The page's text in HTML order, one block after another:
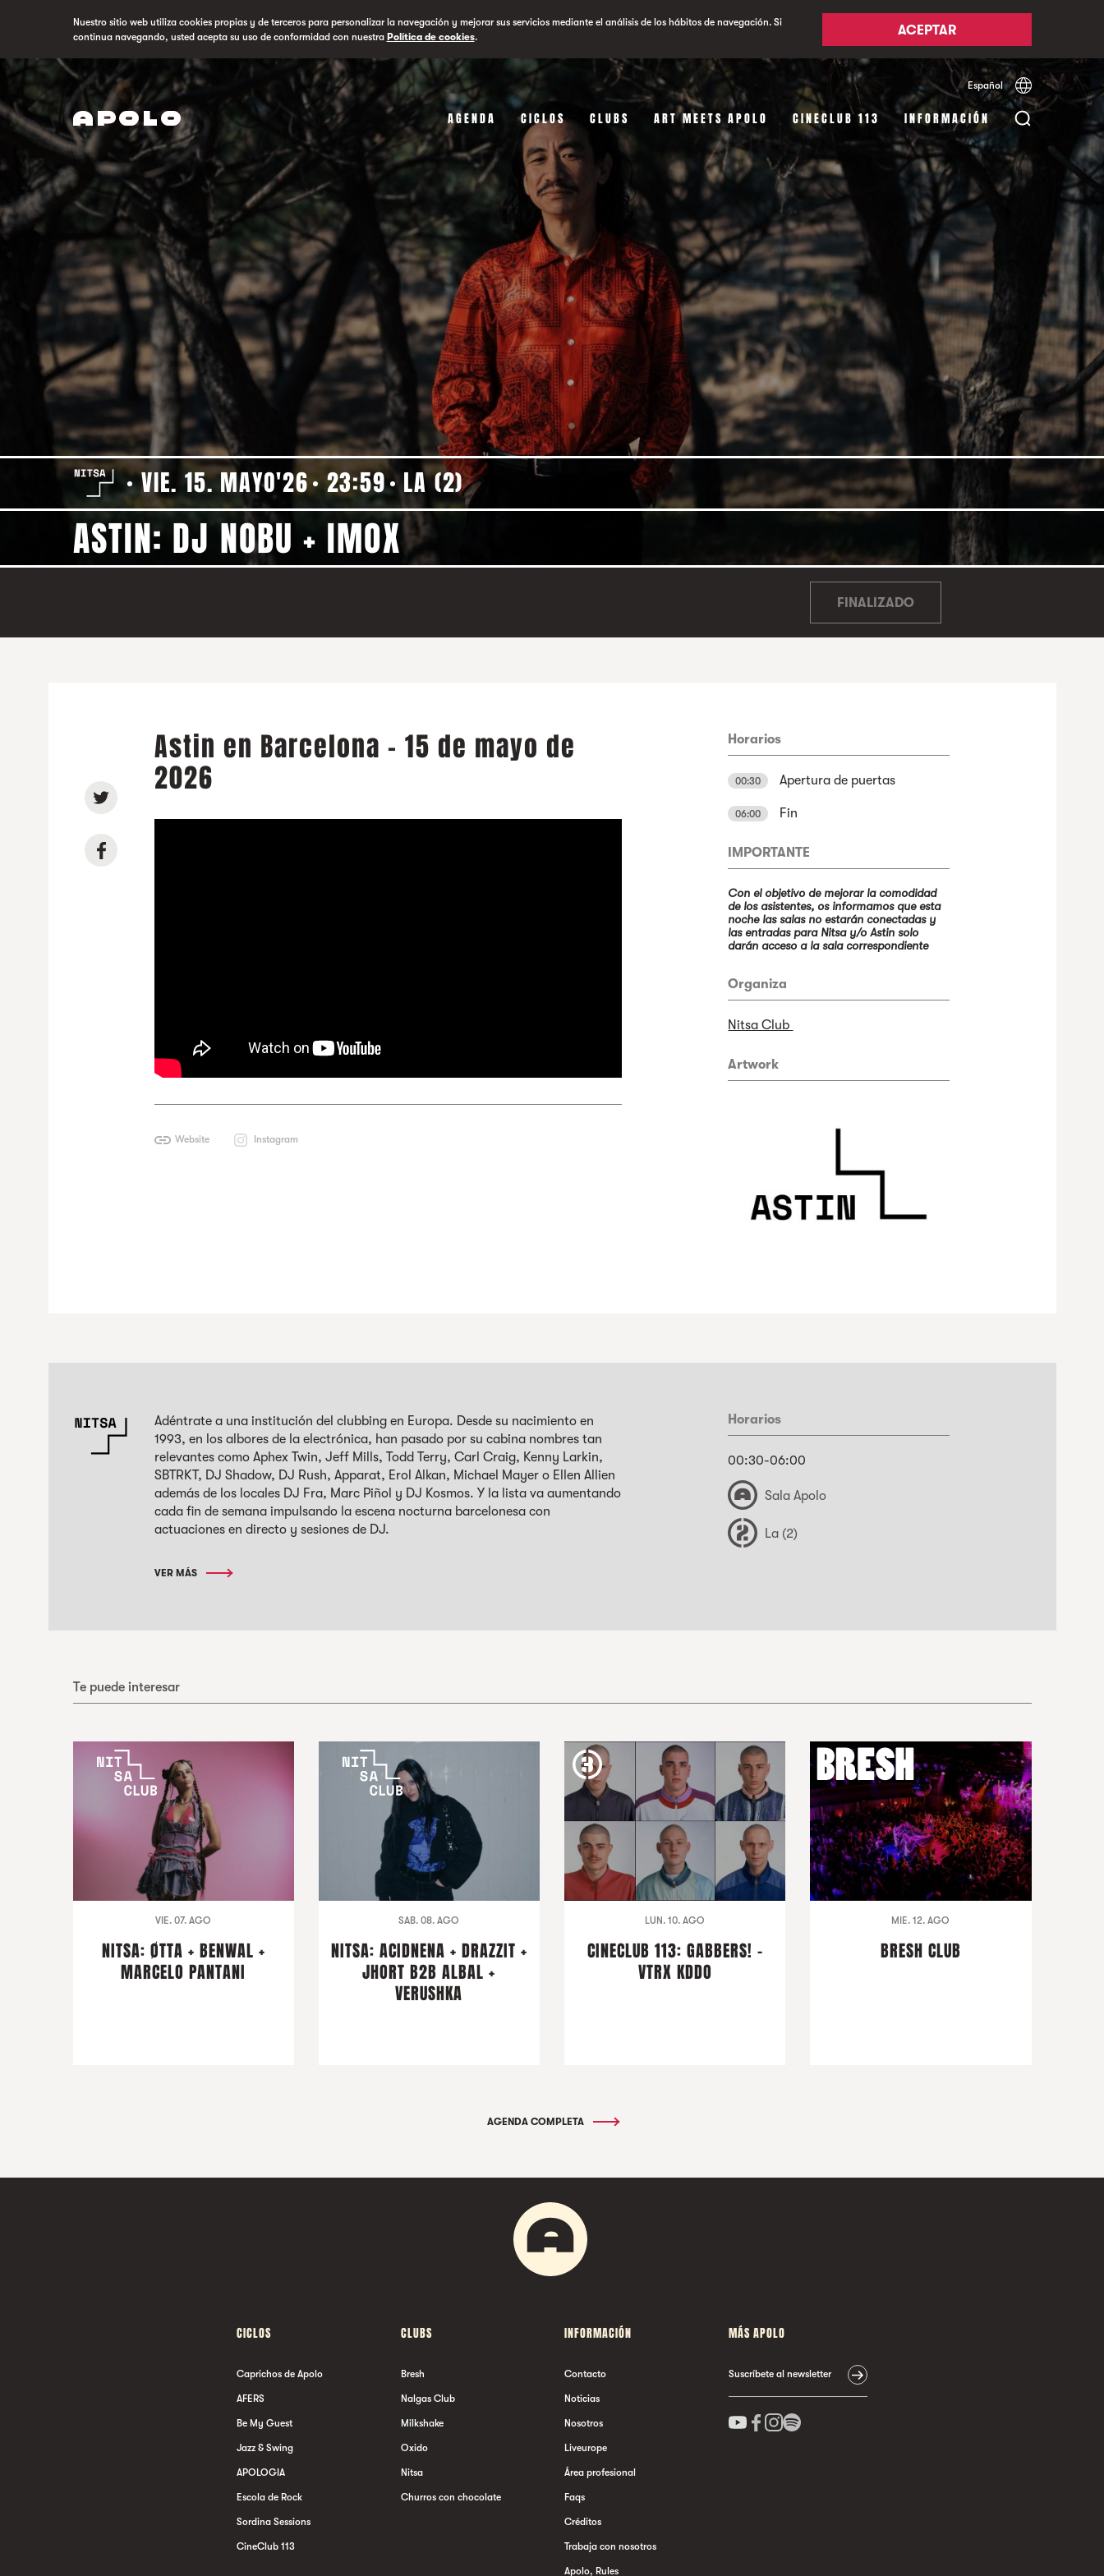
Nuestro sitio web utiliza cookies propias y de terceros para personalizar la navegación y mejorar sus servicios mediante el análisis de los hábitos de navegación. Si
continua navegando, usted acepta su uso de conformidad con nuestra Política de cookies. ACEPTAR
Español Català
AGENDA CICLOS CLUBS ART MEETS APOLO CINECLUB 113 INFORMACIÓN
VIE. 15. MAYO'26 23:59 LA (2)
ASTIN: DJ NOBU + IMOX
FINALIZADO
Astin en Barcelona - 15 de mayo de
2026
Website Instagram
Horarios
00:30 Apertura de puertas
06:00 Fin
IMPORTANTE
Con el objetivo de mejorar la comodidad
de los asistentes, os informamos que esta
noche las salas no estarán conectadas y
las entradas para Nitsa y/o Astin solo
darán acceso a la sala correspondiente
Organiza
Nitsa Club
Artwork
Adéntrate a una institución del clubbing en Europa. Desde su nacimiento en
1993, en los albores de la electrónica, han pasado por su cabina nombres tan
relevantes como Aphex Twin, Jeff Mills, Todd Terry, Carl Craig, Kenny Larkin,
SBTRKT, DJ Shadow, DJ Rush, Apparat, Erol Alkan, Michael Mayer o Ellen Allien
además de los locales DJ Fra, Marc Piñol y DJ Kosmos. Y la lista va aumentando
cada fin de semana impulsando la escena nocturna barcelonesa con
actuaciones en directo y sesiones de DJ.
VER MÁS
Horarios
00:30-06:00
Sala Apolo
La (2)
Te puede interesar
VIE. 07. AGO
NITSA: ØTTA + BENWAL +
MARCELO PANTANI
SAB. 08. AGO
NITSA: ACIDNENA + DRAZZIT +
JHORT B2B ALBAL +
VERUSHKA
LUN. 10. AGO
CINECLUB 113: GABBERS! -
VTRX KDDO
MIE. 12. AGO
BRESH CLUB
AGENDA COMPLETA
CICLOS
Caprichos de Apolo
AFERS
Be My Guest
Jazz & Swing
APOLOGIA
Escola de Rock
Sordina Sessions
CineClub 113
CLUBS
Bresh
Nalgas Club
Milkshake
Oxido
Nitsa
Churros con chocolate
INFORMACIÓN
Contacto
Noticias
Nosotros
Liveurope
Área profesional
Faqs
Créditos
Trabaja con nosotros
Apolo, Rules
MÁS APOLO
Suscríbete al newsletter